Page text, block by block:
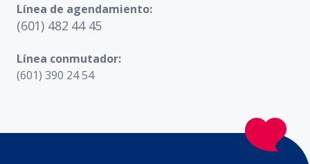
Línea de agendamiento:
(601) 482 44 45
Línea conmutador:
(601) 390 24 54